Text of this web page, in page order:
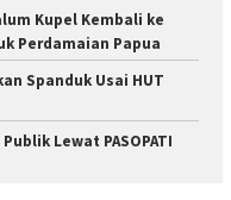
Kupel Kembali ke
Perdamaian Papua
Spanduk Usai HUT
Lewat PASOPATI